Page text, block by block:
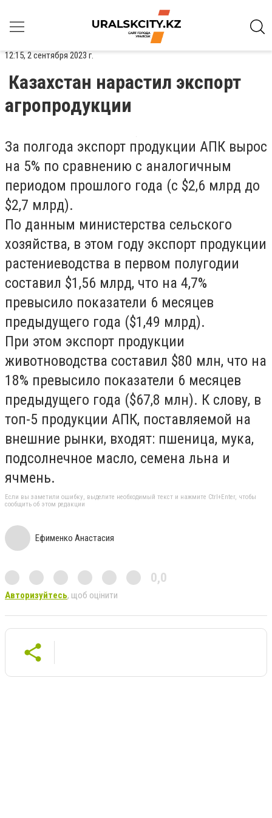
12:15, 2 сентября 2023 г.
Казахстан нарастил экспорт
агропродукции
За полгода экспорт продукции АПК вырос
на 5% по сравнению с аналогичным
периодом прошлого года (с $2,6 млрд до
$2,7 млрд).
По данным министерства сельского
хозяйства, в этом году экспорт продукции
растениеводства в первом полугодии
составил $1,56 млрд, что на 4,7%
превысило показатели 6 месяцев
предыдущего года ($1,49 млрд).
При этом экспорт продукции
животноводства составил $80 млн, что на
18% превысило показатели 6 месяцев
предыдущего года ($67,8 млн). К слову, в
топ-5 продукции АПК, поставляемой на
внешние рынки, входят: пшеница, мука,
подсолнечное масло, семена льна и
ячмень.
Если вы заметили ошибку, выделите необходимый текст и нажмите Ctrl+Enter, чтобы
сообщить об этом редакции
Ефименко Анастасия
0,0
Авторизуйтесь, щоб оцінити